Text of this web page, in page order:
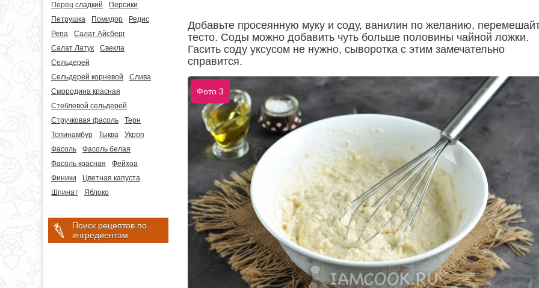
Перец сладкий
Персики
Петрушка
Помидор
Редис
Репа
Салат Айсберг
Салат Латук
Свекла
Сельдерей
Сельдерей корневой
Слива
Смородина красная
Стеблевой сельдерей
Стручковая фасоль
Терн
Топинамбур
Тыква
Укроп
Фасоль
Фасоль белая
Фасоль красная
Фейхоа
Финики
Цветная капуста
Шпинат
Яблоко
Поиск рецептов по
ингредиентам
Добавьте просеянную муку и соду, ванилин по желанию,
тесто. Соды можно добавить чуть больше половины чайной ложки.
Гасить соду уксусом не нужно, сыворотка с этим замечательно
справится.
Фото 3